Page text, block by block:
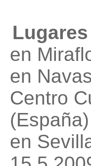
en
en
Centro
en